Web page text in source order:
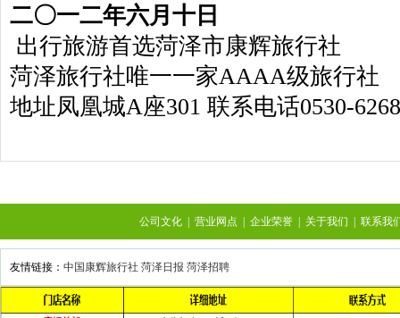
二〇一二年六月十日
出行旅游首选菏泽市康辉旅行社
菏泽旅行社唯一一家AAAA级旅行社
地址凤凰城A座301 联系电话0530-
公司文化 营业网点 企业荣誉 关于我们 联系我
友情链接： 中国康辉旅行社 菏泽日报 菏泽招聘